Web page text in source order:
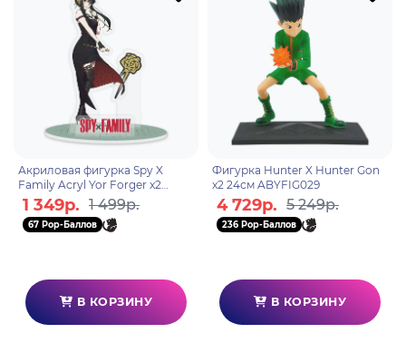
Акриловая фигурка Spy X
Family Acryl Yor Forger x2
ABYACF179
1 349р. 1 499р.
67 Pop-Баллов
В КОРЗИНУ
Фигурка Hunter X Hunter Gon
x2 24см ABYFIG029
4 729р. 5 249р.
236 Pop-Баллов
В КОРЗИНУ